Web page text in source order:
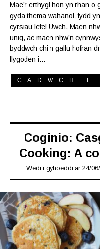
Mae’r erthygl hon yn rhan o
gyda thema wahanol, fydd
cyrsiau lefel Uwch. Maen
unig, ac maen nhw’n
byddwch chi’n gallu hofran
llygoden i…
CADWCH
Coginio:
Cooking: A
Wedi’i gyhoeddi ar 24/